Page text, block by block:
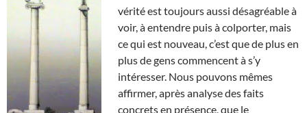
vérité est toujours aussi désagréable à
voir, à entendre puis à colporter, mais
ce qui est nouveau, c’est que de plus en
plus de gens commencent à s’y
intéresser. Nous pouvons mêmes
affirmer, après analyse des faits
concrets en présence, que le